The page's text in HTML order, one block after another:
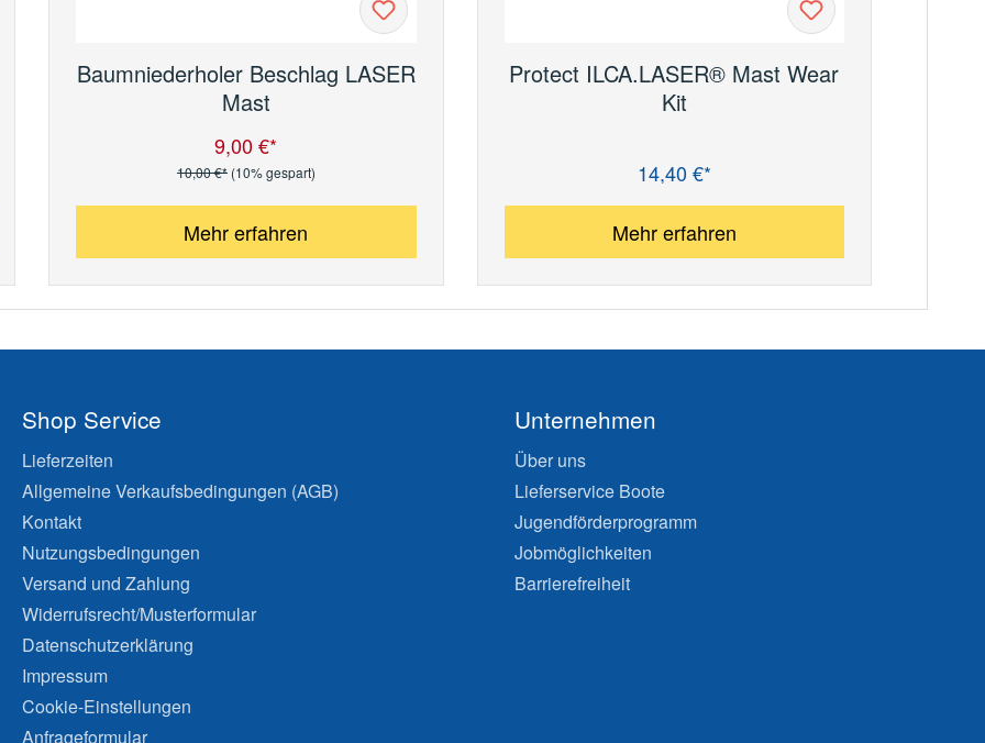
Baumniederholer Beschlag LASER
Mast
9,00 €*
Regulärer Preis:
10,00 €* (10% gespart)
Mehr erfahren
Protect ILCA.LASER® Mast Wear
Kit
Regulärer Preis:14,40 €*
Mehr erfahren
Shop Service
Lieferzeiten
Allgemeine Verkaufsbedingungen (AGB)
Kontakt
Nutzungsbedingungen
Versand und Zahlung
Widerrufsrecht/Musterformular
Datenschutzerklärung
Impressum
Cookie-Einstellungen
Anfrageformular
Unternehmen
Über uns
Lieferservice Boote
Jugendförderprogramm
Jobmöglichkeiten
Barrierefreiheit